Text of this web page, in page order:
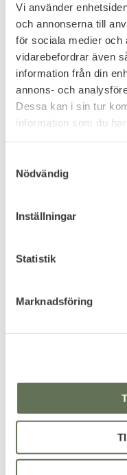
Vi använder
och annonserna till
för sociala medier och
vidarebefordrar även
information från din
annons- och
Dessa kan i sin tur
information som du
Nödvändig
Inställningar
Statistik
Marknadsföring
Quick Release
Modernt skärp med Cobra
spänne.
199
Kamouflage
FAVORIT